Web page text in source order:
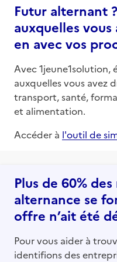
Futur alternant
auxquelles
en avec vos
Avec 1jeune1solution,
auxquelles vous avez
transport, santé,
et alimentation.
Accéder à l'outil de
Plus de 60%
alternance se
offre n’ait été
Pour vous aider à
identifions des